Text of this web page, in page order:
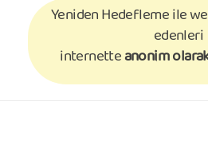
Yeniden Hedefleme ile
edenleri
internetteanonim